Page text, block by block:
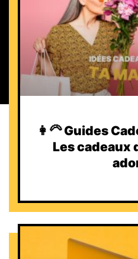
👩‍🦳 Guides
Les cadeaux